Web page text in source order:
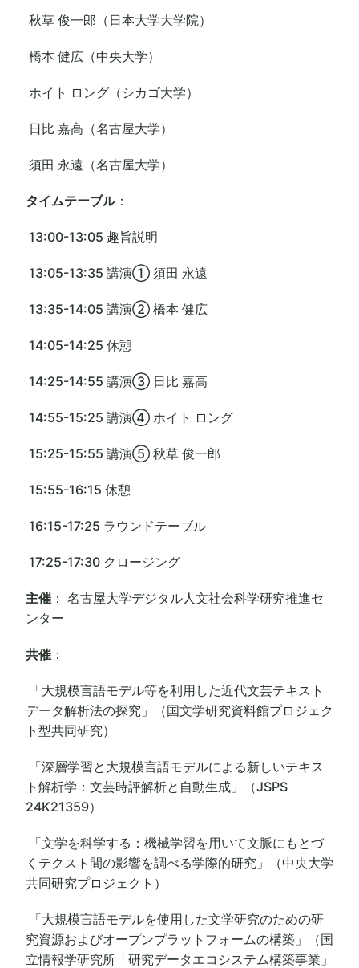
秋草 俊一郎（日本大学大学院）
橋本 健広（中央大学）
ホイト ロング（シカゴ大学）
日比 嘉高（名古屋大学）
須田 永遠（名古屋大学）
タイムテーブル：
13:00-13:05 趣旨説明
13:05-13:35 講演① 須田 永遠
13:35-14:05 講演② 橋本 健広
14:05-14:25 休憩
14:25-14:55 講演③ 日比 嘉高
14:55-15:25 講演④ ホイト ロング
15:25-15:55 講演⑤ 秋草 俊一郎
15:55-16:15 休憩
16:15-17:25 ラウンドテーブル
17:25-17:30 クロージング
主催 ： 名古屋大学デジタル人文社会科学研究推進セ
ンター
共催 ：
「⼤規模⾔語モデル等を利⽤した近代⽂芸テキスト
データ解析法の探究」（国文学研究資料館プロジェク
ト型共同研究）
「深層学習と大規模言語モデルによる新しいテキス
ト解析学：文芸時評解析と自動生成」（JSPS
24K21359）
「文学を科学する：機械学習を用いて文脈にもとづ
くテクスト間の影響を調べる学際的研究」（中央大学
共同研究プロジェクト）
「大規模言語モデルを使用した文学研究のための研
究資源およびオープンプラットフォームの構築」（国
立情報学研究所「研究データエコシステム構築事業」